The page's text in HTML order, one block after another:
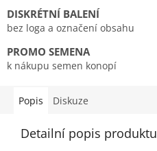
DISKRÉTNÍ BALENÍ
bez loga a označení obsahu
PROMO SEMENA
k nákupu semen konopí
Popis Diskuze
Detailní popis produktu